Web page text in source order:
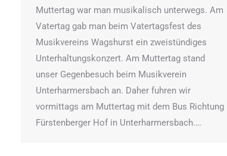
Muttertag war man musikalisch unterwegs. Am
Vatertag gab man beim Vatertagsfest des
Musikvereins Wagshurst ein zweistündiges
Unterhaltungskonzert. Am Muttertag stand
unser Gegenbesuch beim Musikverein
Unterharmersbach an. Daher fuhren wir
vormittags am Muttertag mit dem Bus Richtung
Fürstenberger Hof in Unterharmersbach.…